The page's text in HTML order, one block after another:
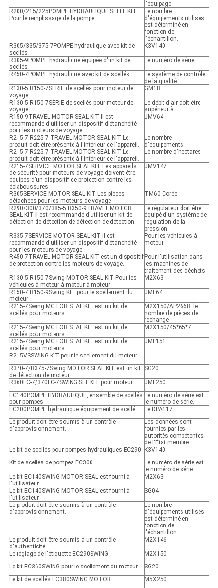
l'équipage
R200/215/225POMPE HYDRAULIQUE SELLE KIT
Pour le remplissage de la pompe
Le nombre
d'équipements utilisés
est déterminé en
fonction de
l'échantillon.
R305/335/375-7POMPE hydraulique avec kit de
scellés
K3V140
R305-9POMPE hydraulique équipée d'un kit de
scellés
Le numéro de série
R450-7POMPE hydraulique avec kit de scellés
Le système de contrôle
de la qualité
R130-5 R150-7SERIE de scellés pour moteur de
voyage
GM18
R130-5 R150-7SERIE de scellés pour moteur de
voyage
Le débit d'air doit être
supérieur à:
R150-9TRAVEL MOTOR SEAL KIT Il est
recommandé d'utiliser un dispositif d'étanchéité
pour les moteurs de voyage.
JMV64
R215-7 R225-7 TRAVEL MOTOR SEAL KIT Le
produit doit être présenté à l'intérieur de l'appareil.
Le nombre
d'équipements
R215-7 R225-7 TRAVEL MOTOR SEAL KIT Le
produit doit être présenté à l'intérieur de l'appareil.
Le nombre d'hectares
R215-7SERVICE MOTOR SEAL KIT Les appareils
de sécurité pour moteurs de voyage doivent être
équipés d'un dispositif de protection contre les
éclaboussures.
JMV147
R305SERVICE MOTOR SEAL KIT Les pièces
détachées pour les moteurs de voyage
TM60 Corée
R290/300/370/385-5 R350-9TRAVEL MOTOR
SEAL KIT Il est recommandé d'utiliser un kit de
détection de détection de détection de détection.
Le régulateur doit être
équipé d'un système de
régulation de la
pression.
R335-7SERVICE MOTOR SEAL KIT Il est
recommandé d'utiliser un dispositif d'étanchéité
pour les moteurs de voyage.
Pour les véhicules à
moteur
R450-7TRAVEL MOTOR SEAL KIT est un dispositif
de protection contre les moteurs de voyage.
Pour l'utilisation dans
les machines de
traitement des déchets
R130-5 R150-7Swing MOTOR SEAL KIT Pour les
véhicules à moteur à moteur à moteur
M2X63
R150-7 R150-9Swing KIT pour le scellement du
moteur
JMF64
R215-7Swing MOTOR SEAL KIT est un kit de
scellés pour moteurs
M2X150/AP2668: le
nombre de pièces de
rechange
R215-7Swing MOTOR SEAL KIT est un kit de
scellés pour moteurs
M2X150/45*65*7
R215-7Swing MOTOR SEAL KIT est un kit de
scellés pour moteurs
JMF151
R215VSSWING KIT pour le scellement du moteur
R370-7/R375-7Swing MOTOR SEAL KIT est un kit
de détection de moteur.
SG20
R360LC-7/370LC-7SWING SEL KIT pour moteur
JMF250
EC140POMPE HYDRAULIQUE, ensemble de scellés
pour pompes
Le numéro de série est
le numéro de série.
EC200POMPE hydraulique équipement de scellé
Le DPA117
Le produit doit être soumis à un contrôle
d'approvisionnement.
Les données sont
fournies par les
autorités compétentes
de l'État membre.
Le kit de scellés pour pompes hydrauliques EC290
K3V140
Kit de scellés de pompes EC300
Le numéro de série est
le numéro de série.
Le kit EC140SWING MOTOR SEAL est fourni à
l'utilisateur.
M2X63
Le kit EC140SWING MOTOR SEAL est fourni à
l'utilisateur.
SG04
Le produit doit être soumis à un contrôle
d'approvisionnement.
Le nombre
d'équipements utilisés
est déterminé en
fonction de
l'échantillon.
Le produit doit être soumis à un contrôle
d'authenticité.
M2X146
Le réglage de l'étiquette EC290SWING
M2X150
Le kit EC360SWING pour le scellement du moteur
SG20
Le kit de scellés EC380SWING MOTOR
M5X250